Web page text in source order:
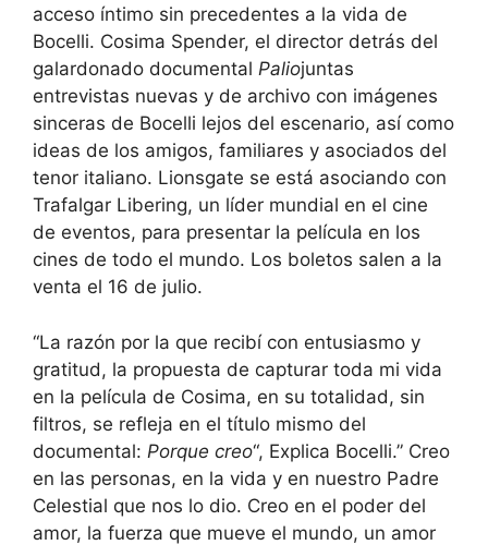
acceso íntimo sin precedentes a la vida de
Bocelli. Cosima Spender, el director detrás del
galardonado documental Paliojuntas
entrevistas nuevas y de archivo con imágenes
sinceras de Bocelli lejos del escenario, así como
ideas de los amigos, familiares y asociados del
tenor italiano. Lionsgate se está asociando con
Trafalgar Libering, un líder mundial en el cine
de eventos, para presentar la película en los
cines de todo el mundo. Los boletos salen a la
venta el 16 de julio.
“La razón por la que recibí con entusiasmo y
gratitud, la propuesta de capturar toda mi vida
en la película de Cosima, en su totalidad, sin
filtros, se refleja en el título mismo del
documental: Porque creo“, Explica Bocelli.” Creo
en las personas, en la vida y en nuestro Padre
Celestial que nos lo dio. Creo en el poder del
amor, la fuerza que mueve el mundo, un amor